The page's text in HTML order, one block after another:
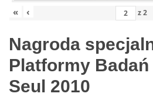
« ‹ z2
Nagroda
Platformy Badań
Seul 2010